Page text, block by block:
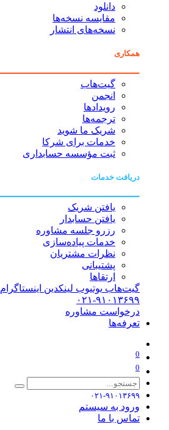
دانلود
مقایسه نسخه‌ها
نسخه‌های انتشار
همکاری
گیت‌هاب
انجمن
رویدادها
ترجمه‌ها
شریک ما شوید
خدمات برای شرکا
ثبت مؤسسه حسابداری
دریافت خدمات
یافتن شریک
یافتن حسابدار
رزرو جلسه مشاوره
خدمات پیاده‌سازی
نظرات مشتریان
پشتیبانی
ارتقاها
گیت‌هاب یوتیوب لینکدین اینستاگرام
۰۲۱-۹۱۰۱۳۶۹۹
درخواست مشاوره
تعرفه‌ها
0
0
۰۲۱-۹۱۰۱۳۶۹۹
ورود به سیستم
تماس با ما